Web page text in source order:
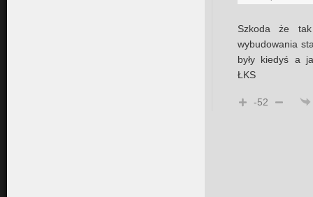
Szkoda że
wybudowania
były kiedyś a
ŁKS
-52